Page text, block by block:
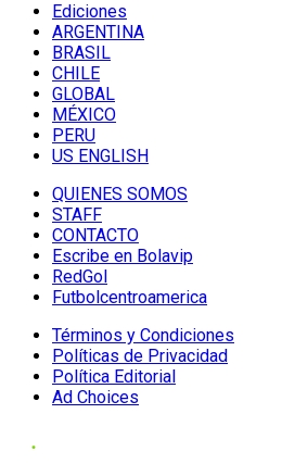
Ediciones
ARGENTINA
BRASIL
CHILE
GLOBAL
MÉXICO
PERU
US ENGLISH
QUIENES SOMOS
STAFF
CONTACTO
Escribe en Bolavip
RedGol
Futbolcentroamerica
Términos y Condiciones
Políticas de Privacidad
Política Editorial
Ad Choices